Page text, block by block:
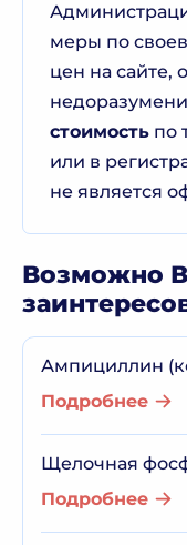
меры по
цен на сайте,
стоимость по
или в
не является
Возможно
Ампициллин
Подробнее
Щелочная
Подробнее